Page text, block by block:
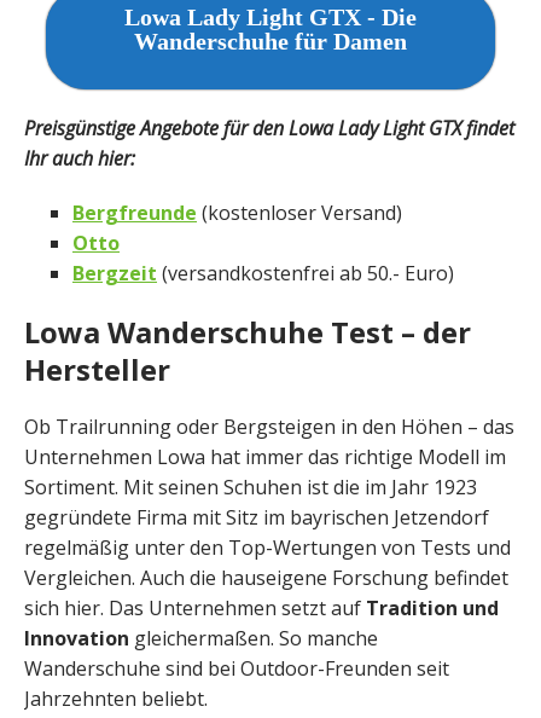
Lowa Lady Light GTX - Die
Wanderschuhe für Damen
Preisgünstige Angebote für den Lowa Lady Light GTX findet
Ihr auch hier:
Bergfreunde (kostenloser Versand)
Otto
Bergzeit (versandkostenfrei ab 50.- Euro)
Lowa Wanderschuhe Test – der
Hersteller
Ob Trailrunning oder Bergsteigen in den Höhen – das
Unternehmen Lowa hat immer das richtige Modell im
Sortiment. Mit seinen Schuhen ist die im Jahr 1923
gegründete Firma mit Sitz im bayrischen Jetzendorf
regelmäßig unter den Top-Wertungen von Tests und
Vergleichen. Auch die hauseigene Forschung befindet
sich hier. Das Unternehmen setzt auf Tradition und
Innovation gleichermaßen. So manche
Wanderschuhe sind bei Outdoor-Freunden seit
Jahrzehnten beliebt.